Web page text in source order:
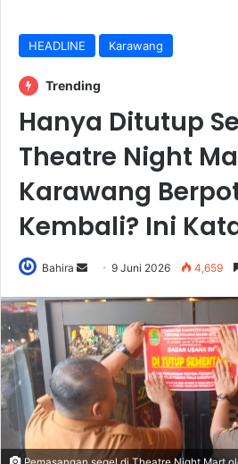
HEADLINE Karawang
Trending
Hanya Ditutup
Theatre Night
Karawang
Kembali? Ini Kata
Bahira
Send9 Juni 2026 4,659